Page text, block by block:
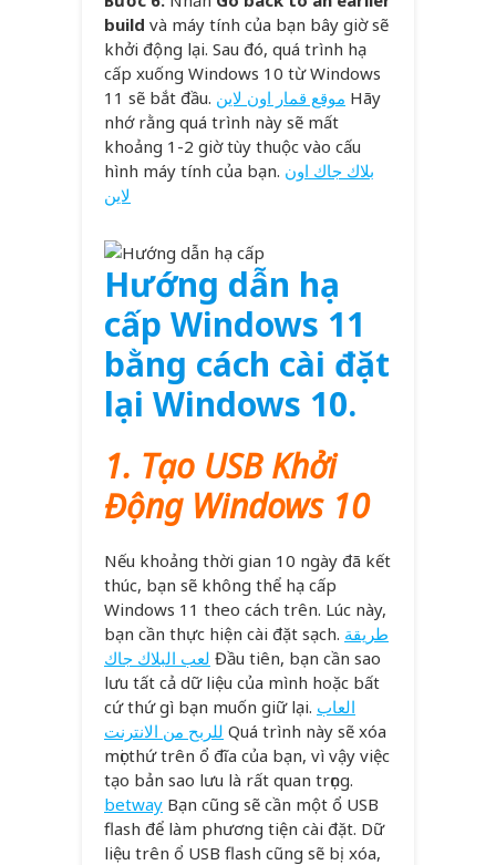
build và máy tính của bạn bây giờ sẽ
khởi động lại. Sau đó, quá trình hạ
cấp xuống Windows 10 từ Windows
11 sẽ bắt đầu. موقع قمار اون لاين Hãy
nhớ rằng quá trình này sẽ mất
khoảng 1-2 giờ tùy thuộc vào cấu
hình máy tính của bạn. بلاك جاك اون
لاين
Hướng dẫn hạ
cấp Windows 11
bằng cách cài đặt
lại Windows 10.
1. Tạo USB Khởi
Động Windows 10
Nếu khoảng thời gian 10 ngày đã kết
thúc, bạn sẽ không thể hạ cấp
Windows 11 theo cách trên. Lúc này,
bạn cần thực hiện cài đặt sạch. طريقة
لعب البلاك جاك Đầu tiên, bạn cần sao
lưu tất cả dữ liệu của mình hoặc bất
cứ thứ gì bạn muốn giữ lại. العاب
للربح من الانترنت Quá trình này sẽ xóa
mọi thứ trên ổ đĩa của bạn, vì vậy việc
tạo bản sao lưu là rất quan trọng.
betway Bạn cũng sẽ cần một ổ USB
flash để làm phương tiện cài đặt. Dữ
liệu trên ổ USB flash cũng sẽ bị xóa,